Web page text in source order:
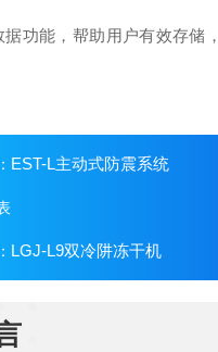
据功能，帮助用户有效存储
EST-L主动式防震系统
LGJ-L9双冷阱冻干机